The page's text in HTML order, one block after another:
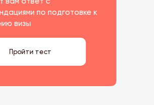
Пройти тест
по подготовке к
визы